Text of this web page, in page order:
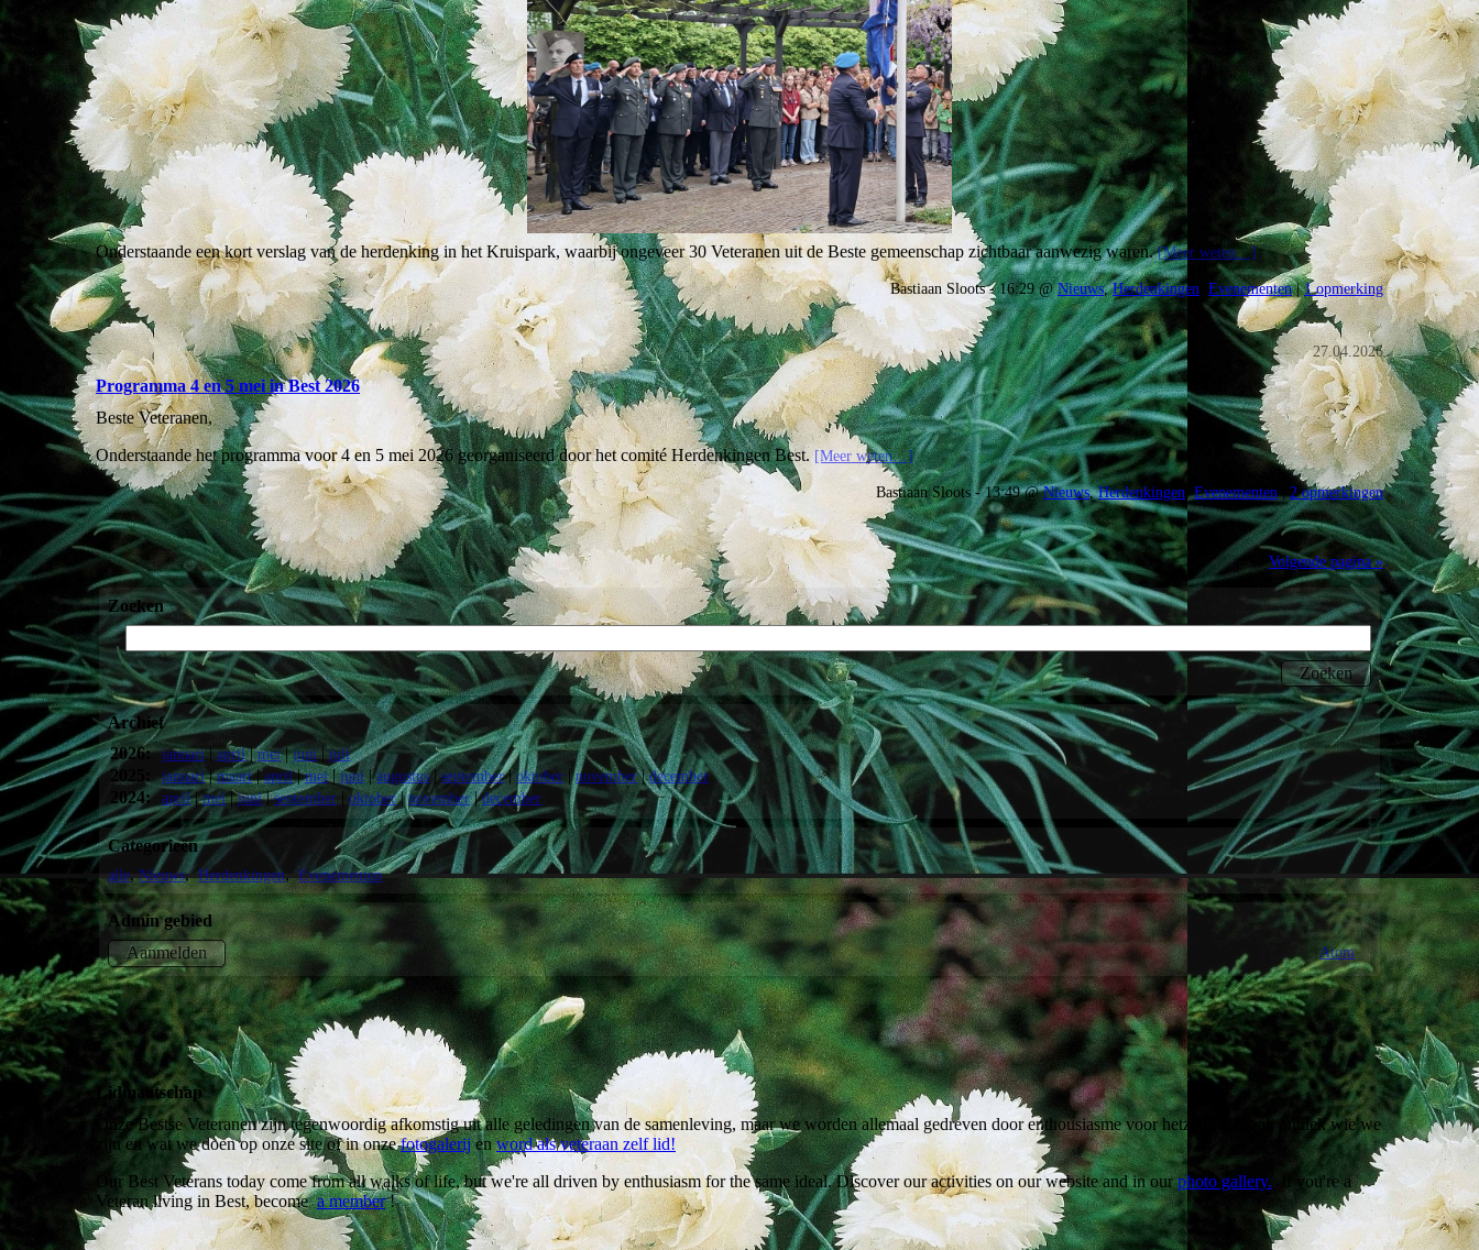
Onderstaande een kort verslag van de herdenking in het Kruispark, waarbij ongeveer 30 Veteranen uit de Beste gemeenschap zichtbaar aanwezig waren.[Meer weten…]
Bastiaan Sloots - 16:29 @Nieuws,Herdenkingen Evenementen|1 opmerking
27.04.2026
Programma 4 en 5 mei in Best 2026
Beste Veteranen,
Onderstaande het programma voor 4 en 5 mei 2026 georganiseerd door het comité Herdenkingen Best.[Meer weten…]
Bastiaan Sloots - 13:49 @Nieuws,Herdenkingen,Evenementen|2 opmerkingen
Volgende pagina »
Zoeken
Archief
2026:
januari|april|mei|juni|juli
2025: januari|maart|april|mei|juni |augustus|september|oktober |november|december
2024: april|mei|juni|september |oktober|november|december
Categorieën
alle Nieuws Herdenkingen Evenementen
Admin gebied
Aanmelden
Atom
Lidmaatschap
Onze Bestse Veteranen zijn tegenwoordig afkomstig uit alle geledingen van de samenleving, maar we worden allemaal gedreven door enthousiasme voor hetzelfde ideaal. ontdek wie we
zijn en wat we doen op onze site of in onzefotogalerijenword als veteraan zelf lid!
Our Best Veterans today come from all walks of life, but we're all driven by enthusiasm for the same ideal. Discover our activities on our website and in ourphoto gallery. If you're a
Veteran living in Best, becomea member!